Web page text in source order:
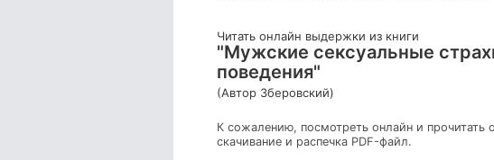
Читать онлайн выдержки из книги
"Мужские сексуальные
поведения"
(Автор Зберовский)
К сожалению, посмотреть онлайн и прочитать
скачивание и распечка PDF-файл.